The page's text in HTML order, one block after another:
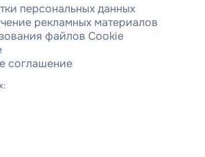
персональных данных
рекламных материалов
файлов Cookie
соглашение